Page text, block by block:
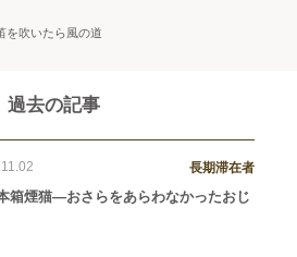
吹いたら風の道
過去の記事
長期滞在者
箱煙猫―おさらをあらわなかったおじ